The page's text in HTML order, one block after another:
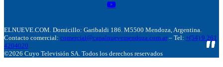
ELNUEVE.COM. Domicillo: Garibaldi 186. M5500 Mendoza, Argentina.
Contacto comercial: comercial@canalnuevemendoza.com.ar – Tel: +(54) 9 261
4204020
©2026 Cuyo Televisión SA. Todos los derechos reservados